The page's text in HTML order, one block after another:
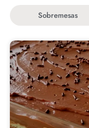
Sobremesas